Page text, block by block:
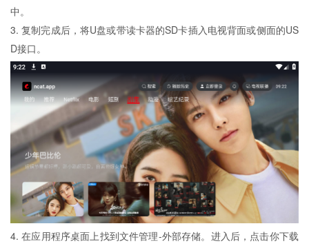
中。
3. 复制完成后，将U盘或带读卡器的SD卡插入电视背面或侧面的US
D接口。
4. 在应用程序桌面上找到文件管理-外部存储。进入后，点击你下载